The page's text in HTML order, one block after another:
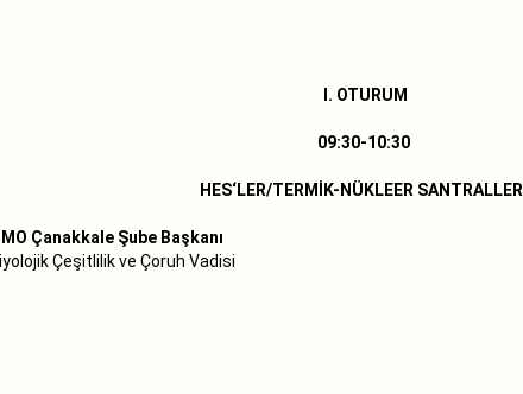
I. OTURUM
09:30-10:30
HES‘LER/TERMİK-NÜKLEER SANTRALLER
Çanakkale Şube Başkanı
Çeşitlilik ve Çoruh Vadisi